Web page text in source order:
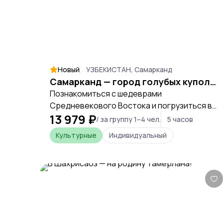
Новый УЗБЕКИСТАН, Самарканд
Самарканд — город голубых куполов
Познакомиться с шедеврами
Средневекового Востока и погрузиться в
сказочный мир исламской цивилизации
13 979 ₽/ за группу 1–4 чел.
5 часов
Культурные
Индивидуальный